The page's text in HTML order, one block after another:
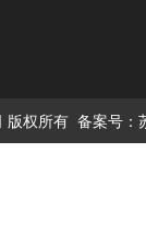
权所有 备案号：